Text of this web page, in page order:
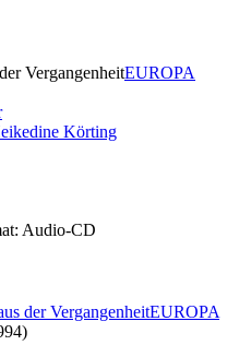
VergangenheitEUROPA
Körting
Audio-CD
der VergangenheitEUROPA